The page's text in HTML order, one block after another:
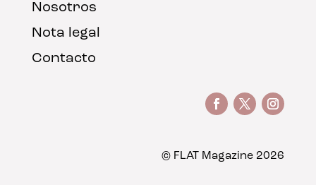
Nosotros
Nota legal
Contacto
© FLAT Magazine 2026